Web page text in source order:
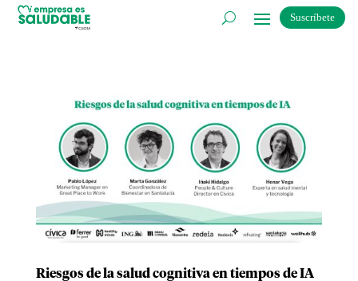
Suscríbete
Riesgos de la salud cognitiva en tiempos de IA